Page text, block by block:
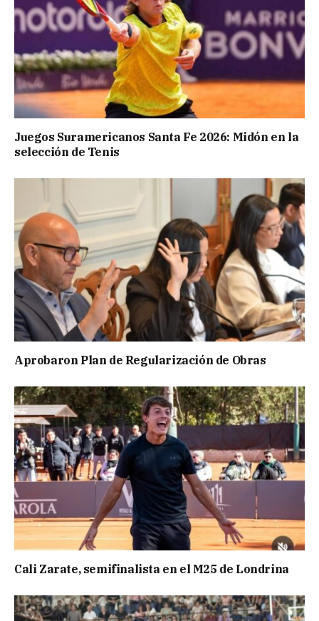
Juegos Suramericanos Santa Fe 2026: Midón en la
selección de Tenis
Aprobaron Plan de Regularización de Obras
Cali Zarate, semifinalista en el M25 de Londrina